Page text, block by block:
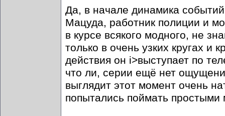
Да, в начале динамика
Мацуда, работник полиции и
в курсе всякого модного, не
только в очень узких кругах
действия он i>выступает по
что ли, серии ещё нет
выглядит этот момент очень
попытались поймать простыми